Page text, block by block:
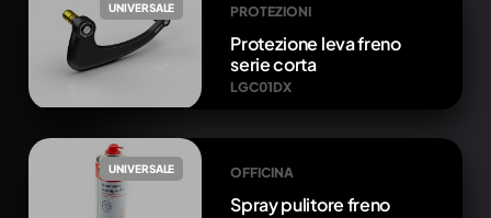
UNIVERSALE PROTEZIONI
Protezione leva freno
serie corta
LGC01DX
UNIVERSALE OFFICINA
Spray pulitore freno